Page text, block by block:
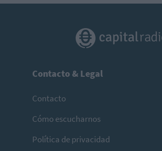
Contacto & Legal
Contacto
Cómo escucharnos
Política de privacidad